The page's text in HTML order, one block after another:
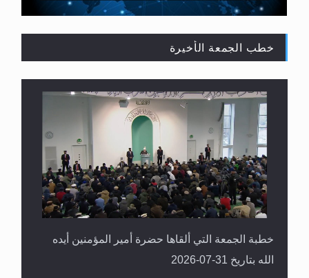
القرآن قاضٍ وحكمٌ على السنة ومهيمنٌ عليها.. ليس
العكس
خطب الجمعة الأخيرة
خطبة الجمعة التي ألقاها حضرة أمير المؤمنين أيده
الله بتاريخ 31-07-2026